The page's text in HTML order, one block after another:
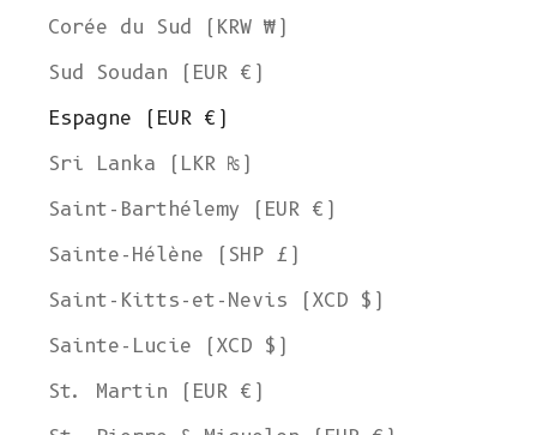
Corée du Sud (KRW ₩)
Sud Soudan (EUR €)
Espagne (EUR €)
Sri Lanka (LKR ₨)
Saint-Barthélemy (EUR €)
Sainte-Hélène (SHP £)
Saint-Kitts-et-Nevis (XCD $)
Sainte-Lucie (XCD $)
St. Martin (EUR €)